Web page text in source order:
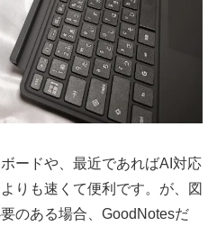
ードや、最近であればAI対応
りも速くて便利です。が、図
のある場合、GoodNotesだ